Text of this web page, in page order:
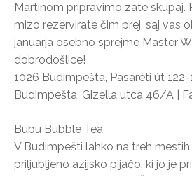
Martinom pripravimo zate skupaj.
mizo rezervirate čim prej, saj vas
januarja osebno sprejme Master
dobrodošlice!
1026 Budimpešta, Pasaréti út 122-
Budimpešta, Gizella utca 46/A |
Bubu Bubble Tea
V Budimpešti lahko na treh
priljubljeno azijsko pijačo, ki jo je